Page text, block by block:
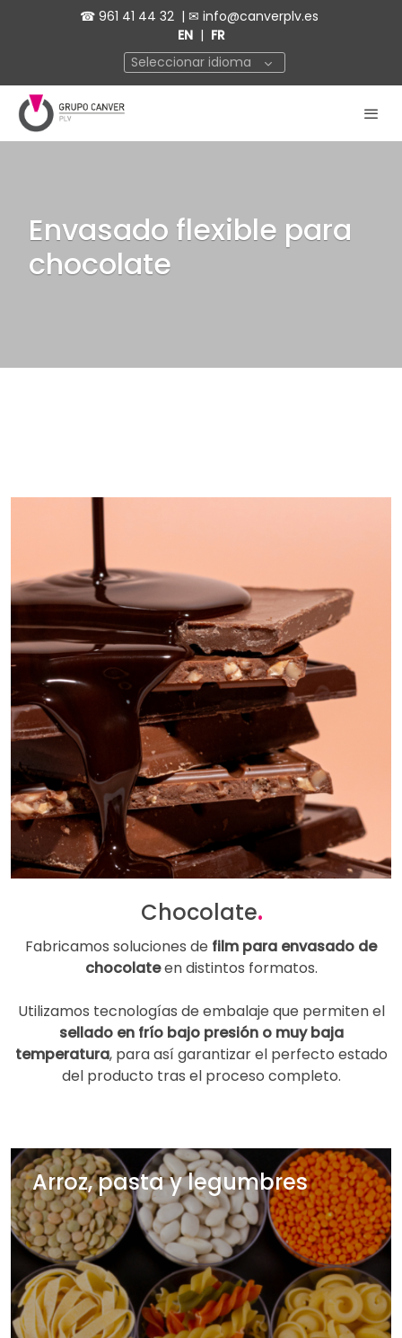
☎ 961 41 44 32 | ✉ info@canverplv.es
EN | FR
Seleccionar idioma
Envasado flexible para
chocolate
Chocolate.
Fabricamos soluciones de film para envasado de
chocolateen distintos formatos.
Utilizamos tecnologías de embalaje que permiten el
sellado en frío bajo presión o muy baja
temperatura, para así garantizar el perfecto estado
del producto tras el proceso completo.
Arroz, pasta y legumbres